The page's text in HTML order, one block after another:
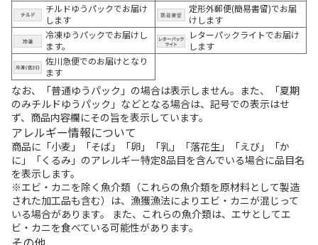
チルドゆうパックでお届け
します
定形外郵便(簡易書留)でお届
けします
冷凍ゆうパックでお届けし
ます。
レターパックライトでお届け
します
佐川急便でのお届けとなり
ます
なお、「普通ゆうパック」の場合は表示しません。また、「夏期
のみチルドゆうパック」などとなる場合は、記号での表示はせ
ず、商品内容欄にその旨を表示しています。
アレルギー情報について
商品に「小麦」「そば」「卵」「乳」「落花生」「えび」「か
に」「くるみ」のアレルギー特定8品目を含んでいる場合に品目名
を表示します。
※エビ・カニを除く魚介類（これらの魚介類を原材料として製造
された加工品も含む）は、漁獲漁法によりエビ・カニが混じって
いる場合があります。 また、これらの魚介類は、エサとしてエ
ビ・カニを食べている可能性があります。